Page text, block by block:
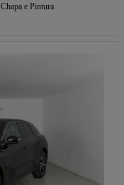
Chapa e Pintura